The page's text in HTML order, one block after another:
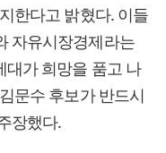
한다고 밝혔다. 이들
자유시장경제라는
대가 희망을 품고 나
문수 후보가 반드시
장했다.